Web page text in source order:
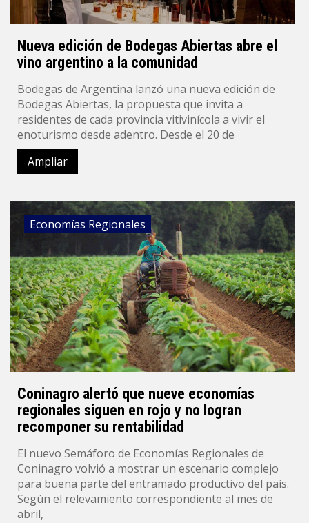
Nueva edición de Bodegas Abiertas abre el
vino argentino a la comunidad
Bodegas de Argentina lanzó una nueva edición de
Bodegas Abiertas, la propuesta que invita a
residentes de cada provincia vitivinícola a vivir el
enoturismo desde adentro. Desde el 20 de
Ampliar
Economías Regionales
Coninagro alertó que nueve economías
regionales siguen en rojo y no logran
recomponer su rentabilidad
El nuevo Semáforo de Economías Regionales de
Coninagro volvió a mostrar un escenario complejo
para buena parte del entramado productivo del país.
Según el relevamiento correspondiente al mes de
abril,